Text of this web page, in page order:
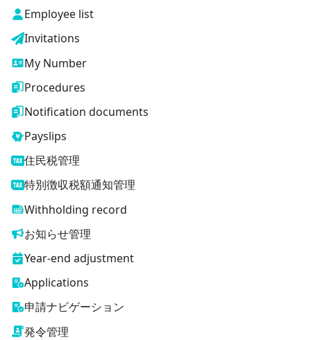
Employee list
Invitations
My Number
Procedures
Notification documents
Payslips
住民税管理
特別徴収税額通知管理
Withholding record
お知らせ管理
Year-end adjustment
Applications
申請ナビゲーション
発令管理